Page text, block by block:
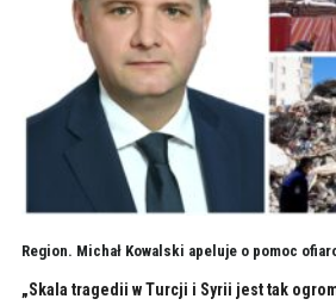
Region. Michał Kowalski apeluje o pomoc
„Skala tragedii w Turcji i Syrii jest tak